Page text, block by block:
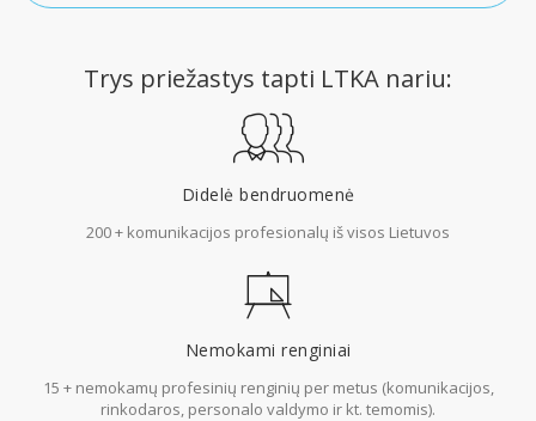
Trys priežastys tapti LTKA nariu:
Didelė bendruomenė
200 + komunikacijos profesionalų iš visos Lietuvos
Nemokami renginiai
15 + nemokamų profesinių renginių per metus (komunikacijos,
rinkodaros, personalo valdymo ir kt. temomis).